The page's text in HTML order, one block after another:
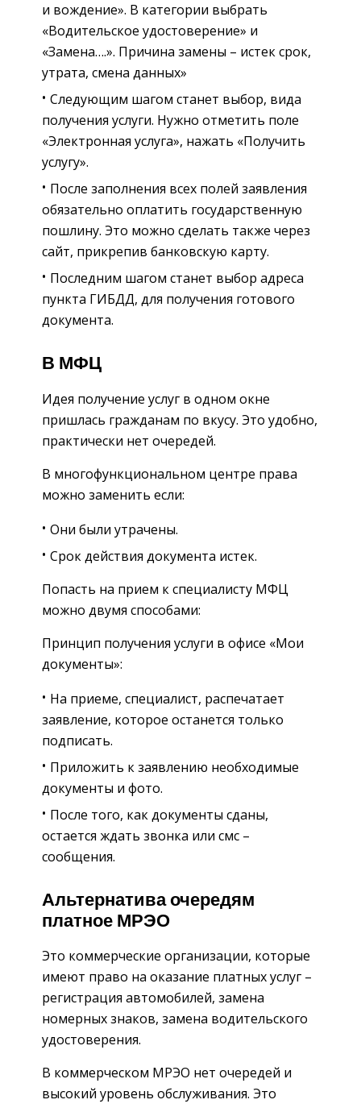
и вождение». В категории выбрать
«Водительское удостоверение» и
«Замена….». Причина замены – истек срок,
утрата, смена данных»
Следующим шагом станет выбор, вида
получения услуги. Нужно отметить поле
«Электронная услуга», нажать «Получить
услугу».
После заполнения всех полей заявления
обязательно оплатить государственную
пошлину. Это можно сделать также через
сайт, прикрепив банковскую карту.
Последним шагом станет выбор адреса
пункта ГИБДД, для получения готового
документа.
В МФЦ
Идея получение услуг в одном окне
пришлась гражданам по вкусу. Это удобно,
практически нет очередей.
В многофункциональном центре права
можно заменить если:
Они были утрачены.
Срок действия документа истек.
Попасть на прием к специалисту МФЦ
можно двумя способами:
Принцип получения услуги в офисе «Мои
документы»:
На приеме, специалист, распечатает
заявление, которое останется только
подписать.
Приложить к заявлению необходимые
документы и фото.
После того, как документы сданы,
остается ждать звонка или смс –
сообщения.
Альтернатива очередям
платное МРЭО
Это коммерческие организации, которые
имеют право на оказание платных услуг –
регистрация автомобилей, замена
номерных знаков, замена водительского
удостоверения.
В коммерческом МРЭО нет очередей и
высокий уровень обслуживания. Это